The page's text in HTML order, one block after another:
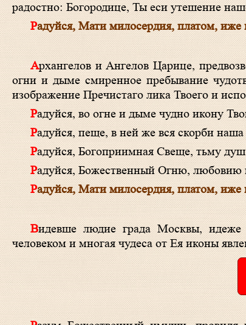
радостно: Богородице, Ты еси утешение
Радуйся, Мати милосердия, платом,
Архангелов и Ангелов Царице, предвозвестила еси нищей и немудрой мира сего, но обильной верою деве в пещнем
огни и дыме смиренное пребывание
изображение Пречистаго лика Твоего и
Радуйся, во огне и дыме чудно икону
Радуйся, пеще, в ней же вся скорби
Радуйся, Богоприимная Свеще, тьму
Радуйся, Божественный Огню,
Радуйся, Мати милосердия, платом,
Видевше людие града Москвы, идеже чудотворная икона Шестоковская обретеся, милосердие Божия Матери к
человеком и многая чудеса от Ея иконы